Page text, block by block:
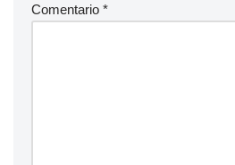
Comentario *